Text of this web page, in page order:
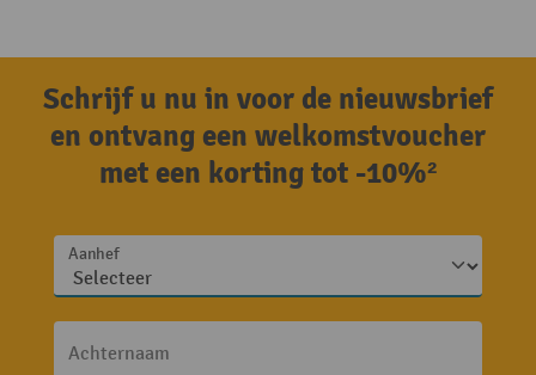
Schrijf u nu in voor de nieuwsbrief
en ontvang een welkomstvoucher
met een korting tot -10%²
Aanhef
Achternaam